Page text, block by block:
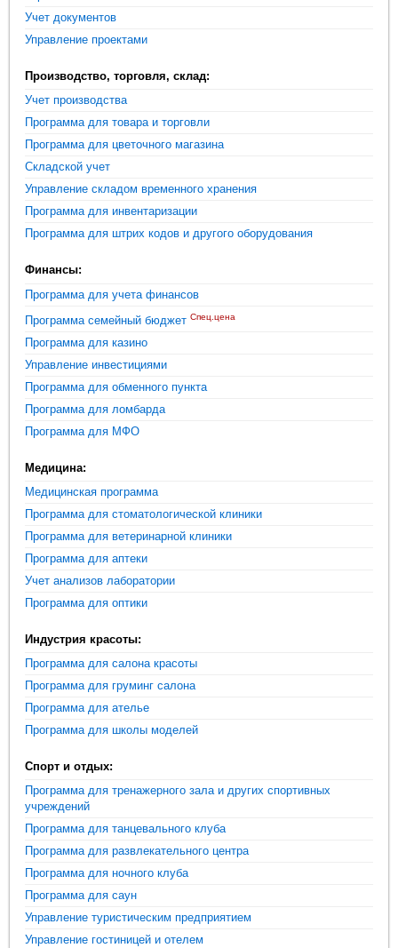
Учет документов
Управление проектами
Производство, торговля, склад:
Учет производства
Программа для товара и торговли
Программа для цветочного магазина
Складской учет
Управление складом временного хранения
Программа для инвентаризации
Программа для штрих кодов и другого оборудования
Финансы:
Программа для учета финансов
Программа семейный бюджет Спец.цена
Программа для казино
Управление инвестициями
Программа для обменного пункта
Программа для ломбарда
Программа для МФО
Медицина:
Медицинская программа
Программа для стоматологической клиники
Программа для ветеринарной клиники
Программа для аптеки
Учет анализов лаборатории
Программа для оптики
Индустрия красоты:
Программа для салона красоты
Программа для груминг салона
Программа для ателье
Программа для школы моделей
Спорт и отдых:
Программа для тренажерного зала и других спортивных
учреждений
Программа для танцевального клуба
Программа для развлекательного центра
Программа для ночного клуба
Программа для саун
Управление туристическим предприятием
Управление гостиницей и отелем